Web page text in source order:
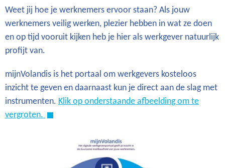
Weet jij hoe je werknemers ervoor staan? Als jouw
werknemers veilig werken, plezier hebben in wat ze doen
en op tijd vooruit kijken heb je hier als werkgever natuurlijk
profijt van.
mijnVolandis is het portaal om werkgevers kosteloos
inzicht te geven en daarnaast kun je direct aan de slag met
instrumenten. Klik op onderstaande afbeelding om te
vergroten.